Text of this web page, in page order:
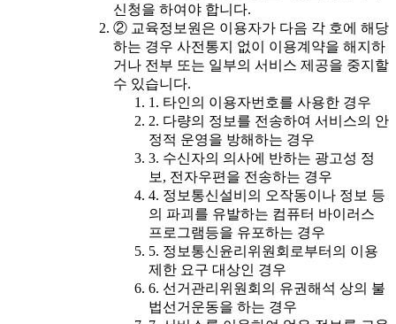
신청을 하여야 합니다.
② 교육정보원은 이용자가 다음 각 호에 해당
하는 경우 사전통지 없이 이용계약을 해지하
거나 전부 또는 일부의 서비스 제공을 중지할
수 있습니다.
1. 타인의 이용자번호를 사용한 경우
2. 다량의 정보를 전송하여 서비스의 안
정적 운영을 방해하는 경우
3. 수신자의 의사에 반하는 광고성 정
보, 전자우편을 전송하는 경우
4. 정보통신설비의 오작동이나 정보 등
의 파괴를 유발하는 컴퓨터 바이러스
프로그램등을 유포하는 경우
5. 정보통신윤리위원회로부터의 이용
제한 요구 대상인 경우
6. 선거관리위원회의 유권해석 상의 불
법선거운동을 하는 경우